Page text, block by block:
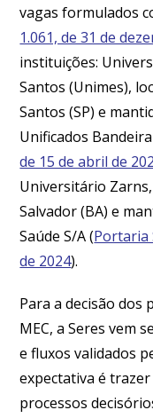
vagas formulados
1.061, de 31 de
instituições:
Santos (Unimes),
Santos (SP) e
Unificados
de 15 de abril de
Universitário
Salvador (BA) e
Saúde S/A (Portaria
de 2024).
Para a decisão dos
MEC, a Seres vem
e fluxos validados
expectativa é
processos